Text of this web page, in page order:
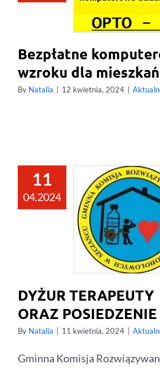
Bezpłatne
wzroku dla
By Natalia 12 kwietnia, 2024
11
04.2024
DYŻUR TERAPEUTY
ORAZ POSIEDZENIE
By Natalia 11 kwietnia, 2024
Gminna Komisja